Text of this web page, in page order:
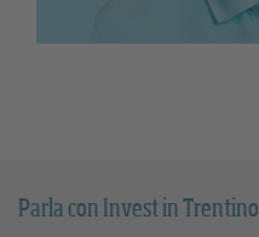
Parla con Invest in Trentino